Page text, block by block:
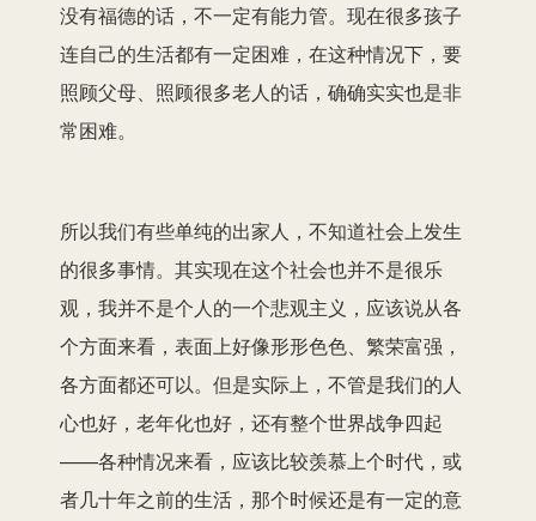
没有福德的话，不一定有能力管。现在很多孩子
连自己的生活都有一定困难，在这种情况下，要
照顾父母、照顾很多老人的话，确确实实也是非
常困难。
所以我们有些单纯的出家人，不知道社会上发生
的很多事情。其实现在这个社会也并不是很乐
观，我并不是个人的一个悲观主义，应该说从各
个方面来看，表面上好像形形色色、繁荣富强，
各方面都还可以。但是实际上，不管是我们的人
心也好，老年化也好，还有整个世界战争四起
——各种情况来看，应该比较羡慕上个时代，或
者几十年之前的生活，那个时候还是有一定的意